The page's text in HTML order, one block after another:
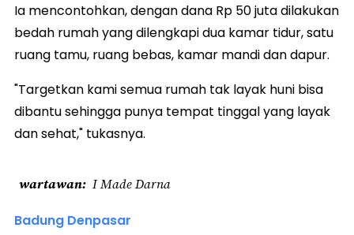
Ia mencontohkan, dengan dana Rp 50 juta dilakukan
bedah rumah yang dilengkapi dua kamar tidur, satu
ruang tamu, ruang bebas, kamar mandi dan dapur.
"Targetkan kami semua rumah tak layak huni bisa
dibantu sehingga punya tempat tinggal yang layak
dan sehat," tukasnya.
wartawan I Made Darna
Badung Denpasar